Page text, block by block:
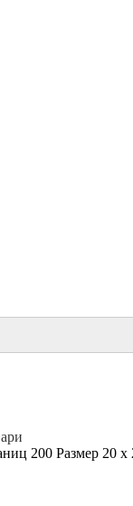
200 Размер